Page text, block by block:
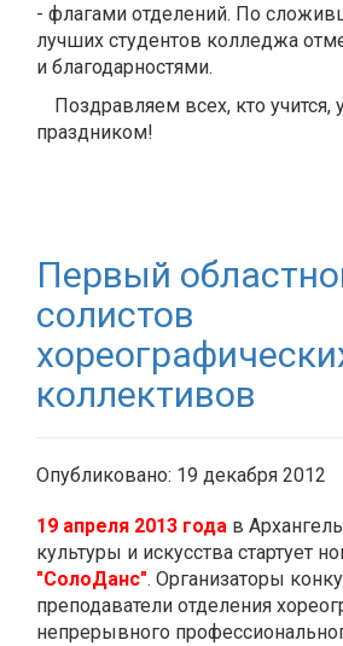
- флагами отделений. По
лучших студентов колледжа
и благодарностями.
Поздравляем всех, кто учится,
праздником!
Первый
солистов
коллективов
Опубликовано: 19 декабря 2012
19 апреля 2013 года в
культуры и искусства стартует
"СолоДанс". Организаторы
преподаватели отделения
непрерывного